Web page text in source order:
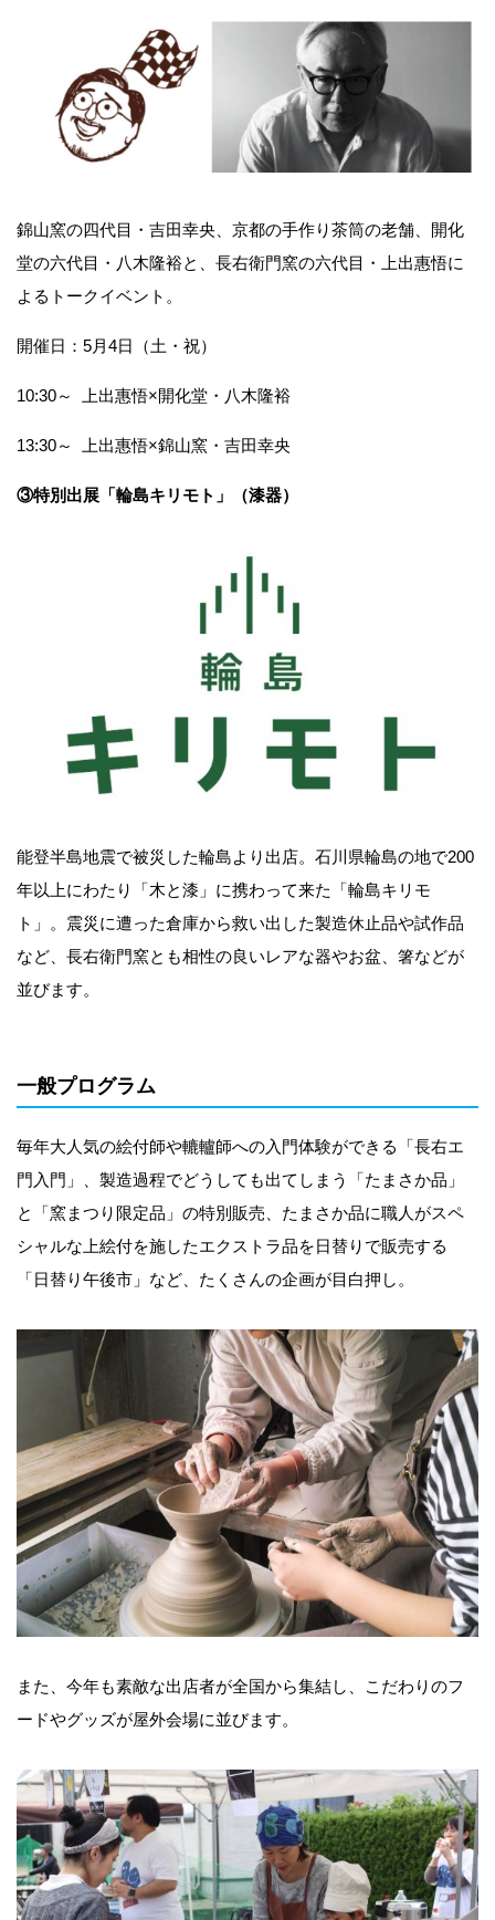
錦山窯の四代目・吉田幸央、京都の手作り茶筒の老舗、開化
堂の六代目・八木隆裕と、長右衛門窯の六代目・上出惠悟に
よるトークイベント。
開催日：5月4日（土・祝）
10:30～ 上出惠悟×開化堂・八木隆裕
13:30～ 上出惠悟×錦山窯・吉田幸央
③特別出展「輪島キリモト」（漆器）
能登半島地震で被災した輪島より出店。石川県輪島の地で200
年以上にわたり「木と漆」に携わって来た「輪島キリモ
ト」。震災に遭った倉庫から救い出した製造休止品や試作品
など、長右衛門窯とも相性の良いレアな器やお盆、箸などが
並びます。
一般プログラム
毎年大人気の絵付師や轆轤師への入門体験ができる「長右エ
門入門」、製造過程でどうしても出てしまう「たまさか品」
と「窯まつり限定品」の特別販売、たまさか品に職人がスペ
シャルな上絵付を施したエクストラ品を日替りで販売する
「日替り午後市」など、たくさんの企画が目白押し。
また、今年も素敵な出店者が全国から集結し、こだわりのフ
ードやグッズが屋外会場に並びます。